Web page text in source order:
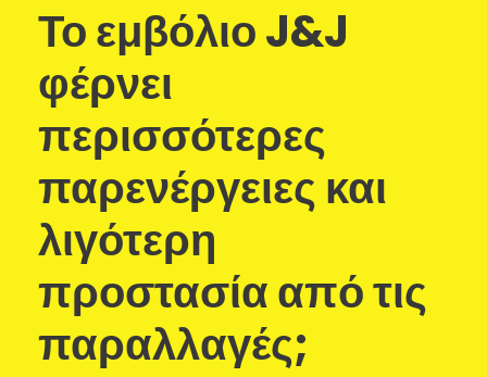
Το εμβόλιο J&J
φέρνει
περισσότερες
παρενέργειες και
λιγότερη
προστασία από τις
παραλλαγές;